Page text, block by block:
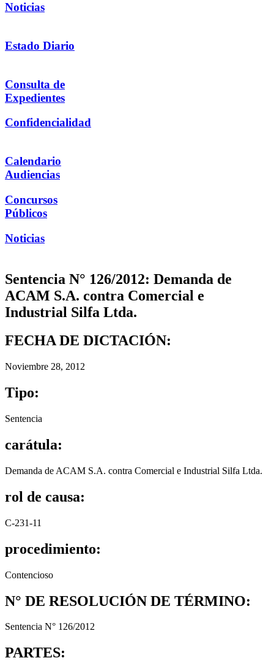
Noticias
Estado Diario
Consulta de
Expedientes
Confidencialidad
Calendario
Audiencias
Concursos
Públicos
Noticias
Sentencia N° 126/2012: Demanda de
ACAM S.A. contra Comercial e
Industrial Silfa Ltda.
FECHA DE DICTACIÓN:
Noviembre 28, 2012
Tipo:
Sentencia
carátula:
Demanda de ACAM S.A. contra Comercial e Industrial Silfa Ltda.
rol de causa:
C-231-11
procedimiento:
Contencioso
N° DE RESOLUCIÓN DE TÉRMINO:
Sentencia N° 126/2012
PARTES: